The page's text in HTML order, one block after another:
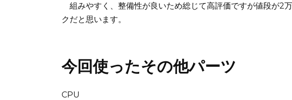
組みやすく、整備性が良いため総じて高評価ですが値段が2
クだと思います。
今回使ったその他パーツ
CPU